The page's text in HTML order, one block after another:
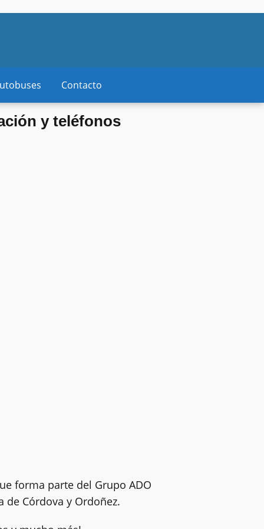
Contacto
y teléfonos
forma parte del Grupo ADO
de Córdova y Ordoñez.